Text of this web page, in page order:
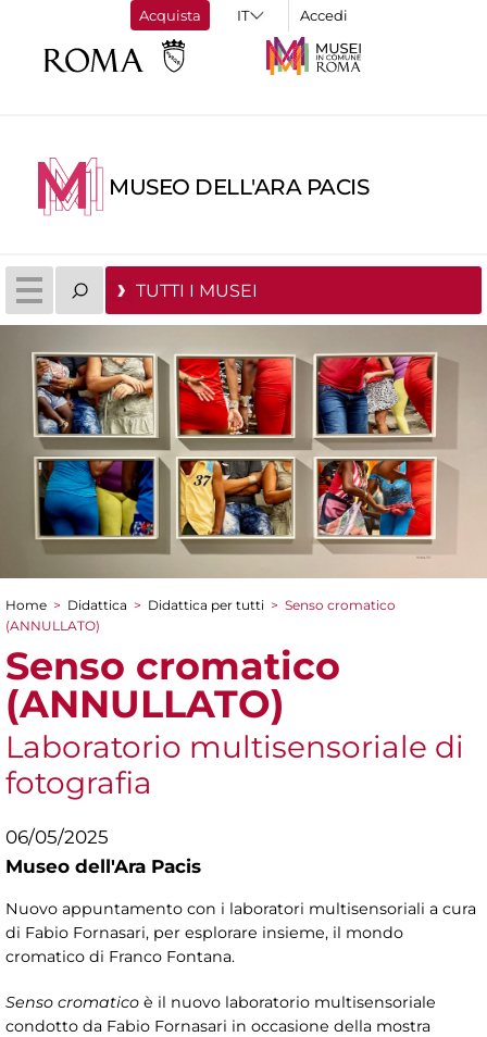
Acquista Accedi
MUSEO DELL'ARA PACIS
TUTTI I MUSEI
Tu sei qui
Home > Didattica > Didattica per tutti > Senso cromatico
(ANNULLATO)
Senso cromatico
(ANNULLATO)
Laboratorio multisensoriale di
fotografia
06/05/2025
Museo dell'Ara Pacis
Nuovo appuntamento con i laboratori multisensoriali a cura
di Fabio Fornasari, per esplorare insieme, il mondo
cromatico di Franco Fontana.
Senso cromatico è il nuovo laboratorio multisensoriale
condotto da Fabio Fornasari in occasione della mostra